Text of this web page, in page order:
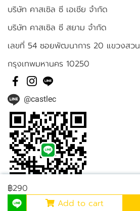
฿290
Add to cart
บริษัท คาสเซิล ซี เอเชีย จำกัด
บริษัท คาสเซิล ซี สยาม จำกัด
เลขที่ 54 ซอยพัฒนาการ 20 แขวงสว
กรุงเทพมหานคร 10250
@castlec